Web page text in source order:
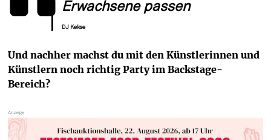
Erwachsene passen
DJ Kekse
Und nachher machst du mit den Künstlerinnen und
Künstlern noch richtig Party im Backstage-
Bereich?